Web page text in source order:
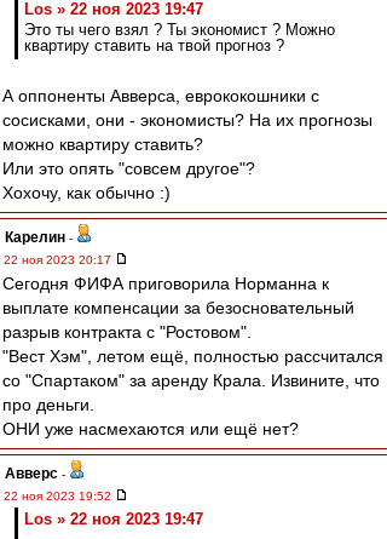
Los » 22 ноя 2023 19:47
Это ты чего взял ? Ты экономист ? Можно
квартиру ставить на твой прогноз ?
А оппоненты Авверса, еврококошники с
сосисками, они - экономисты? На их прогнозы
можно квартиру ставить?
Или это опять "совсем другое"?
Хохочу, как обычно :)
Карелин -
22 ноя 2023 20:17
Сегодня ФИФА приговорила Норманна к
выплате компенсации за безосновательный
разрыв контракта с "Ростовом".
"Вест Хэм", летом ещё, полностью рассчитался
со "Спартаком" за аренду Крала. Извините, что
про деньги.
ОНИ уже насмехаются или ещё нет?
Авверс -
22 ноя 2023 19:52
Los » 22 ноя 2023 19:47